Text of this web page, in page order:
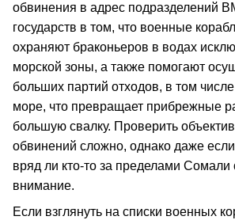
обвинения в адрес подразделений
государств в том, что военные
охраняют браконьеров в водах
морской зоны, а также помогают
больших партий отходов, в том
море, что превращает прибрежные
большую свалку. Проверить
обвинений сложно, однако даже
вряд ли кто-то за пределами Сомали
внимание.
Если взглянуть на списки военных